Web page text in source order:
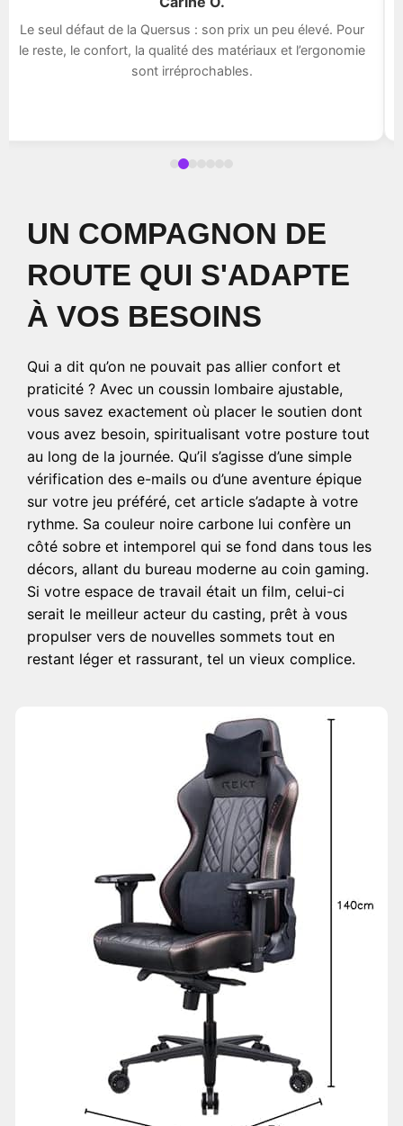
Le seul défaut de la Quersus : son prix un peu élevé. Pour
le reste, le confort, la qualité des matériaux et l’ergonomie
sont irréprochables.
UN COMPAGNON DE
ROUTE QUI S'ADAPTE
À VOS BESOINS
Qui a dit qu’on ne pouvait pas allier confort et
praticité ? Avec un coussin lombaire ajustable,
vous savez exactement où placer le soutien dont
vous avez besoin, spiritualisant votre posture tout
au long de la journée. Qu’il s’agisse d’une simple
vérification des e-mails ou d’une aventure épique
sur votre jeu préféré, cet article s’adapte à votre
rythme. Sa couleur noire carbone lui confère un
côté sobre et intemporel qui se fond dans tous les
décors, allant du bureau moderne au coin gaming.
Si votre espace de travail était un film, celui-ci
serait le meilleur acteur du casting, prêt à vous
propulser vers de nouvelles sommets tout en
restant léger et rassurant, tel un vieux complice.